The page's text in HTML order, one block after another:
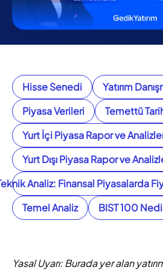
Hisse Senedi
Yatırım
Piyasa Verileri
Temettü
Yurt İçi Piyasa Rapor ve
Yurt Dışı Piyasa Rapor ve
Analiz: Finansal Piyasalarda
Temel Analiz
BIST 100
Yasal Uyarı: Burada yer alan